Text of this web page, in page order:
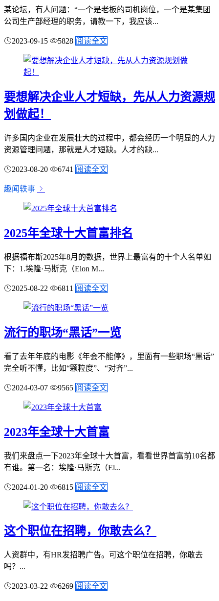
某论坛，有人问题：“一个是老板的司机岗位，一个是某集团
公司生产部经理的职务，请教一下，我应该...
2023-09-15 5828 阅读全文
要想解决企业人才短缺，先从人力资源规
划做起！
许多国内企业在发展壮大的过程中，都会经历一个明显的人力
资源管理问题，那就是人才短缺。人才的缺...
2023-08-20 6741 阅读全文
趣闻轶事
2025年全球十大首富排名
根据福布斯2025年8月的数据，世界上最富有的十个人名单如
下：1.埃隆·马斯克（Elon M...
2025-08-22 6811 阅读全文
流行的职场“黑话”一览
看了去年年底的电影《年会不能停》，里面有一些职场“黑话”
完全听不懂，比如“颗粒度”、“对齐”...
2024-03-07 9565 阅读全文
2023年全球十大首富
我们来盘点一下2023年全球十大首富，看看世界首富前10名都
有谁。第一名：埃隆·马斯克（El...
2024-01-20 6815 阅读全文
这个职位在招聘，你敢去么？
人资群中，有HR发招聘广告。可这个职位在招聘，你敢去
吗？...
2023-03-22 6269 阅读全文